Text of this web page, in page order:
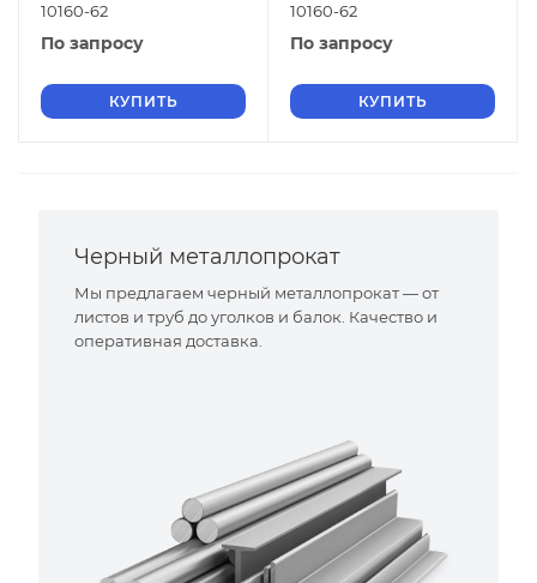
10160-62
По запросу
КУПИТЬ
10160-62
По запросу
КУПИТЬ
Черный металлопрокат
Мы предлагаем черный металлопрокат — от
листов и труб до уголков и балок. Качество и
оперативная доставка.